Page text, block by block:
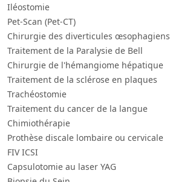
Iléostomie
Pet-Scan (Pet-CT)
Chirurgie des diverticules œsophagiens
Traitement de la Paralysie de Bell
Chirurgie de l'hémangiome hépatique
Traitement de la sclérose en plaques
Trachéostomie
Traitement du cancer de la langue
Chimiothérapie
Prothèse discale lombaire ou cervicale
FIV ICSI
Capsulotomie au laser YAG